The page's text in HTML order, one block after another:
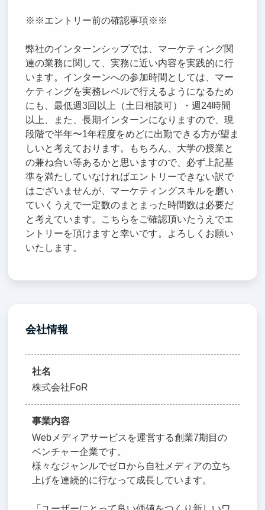
※※エントリー前の確認事項※※
弊社のインターンシップでは、マーケティング関
連の業務に関して、実務に近い内容を実践的に行
います。インターンへの参加時間としては、マー
ケティングを実務レベルで行えるようになるため
にも、最低週3回以上（土日相談可）・週24時間
以上、また、長期インターンになりますので、現
段階で半年〜1年程度をめどに出勤できる方が望ま
しいと考えております。もちろん、大学の授業と
の兼ね合い等あるかと思いますので、必ず上記基
準を満たしていなければエントリーできない訳で
はございませんが、マーケティングスキルを磨い
ていくうえで一定数のまとまった時間数は必要だ
と考えています。こちらをご確認頂いたうえでエ
ントリーを頂けますと幸いです。よろしくお願い
いたします。
会社情報
社名
株式会社FoR
事業内容
Webメディアサービスを運営する創業7期目の
ベンチャー企業です。
様々なジャンルでゼロから自社メディアの立ち
上げを連続的に行なって成長しています。